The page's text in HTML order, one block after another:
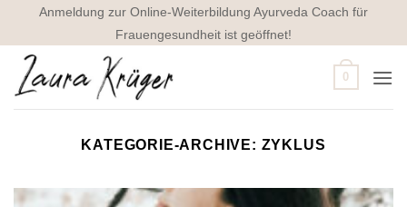
springen
Anmeldung zur Online-Weiterbildung Ayurveda Coach für
Frauengesundheit ist geöffnet!
0
KATEGORIE-ARCHIVE: ZYKLUS